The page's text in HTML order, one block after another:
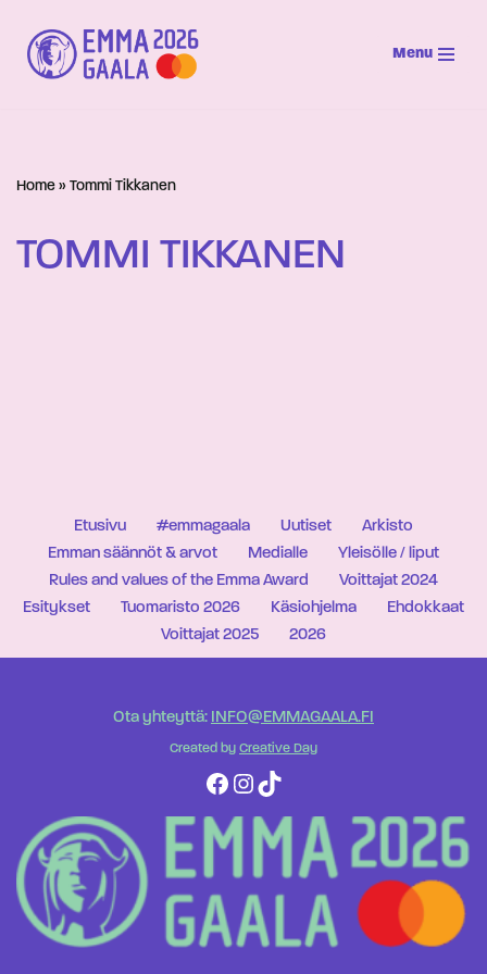
Siirry
suoraan
Menu
Home » Tommi Tikkanen
TOMMI TIKKANEN
Etusivu #emmagaala Uutiset
Arkisto
Emman säännöt & arvot
Medialle
Yleisölle / liput
Rules and values of the Emma Award
Voittajat 2024
Esitykset
Tuomaristo 2026 Käsiohjelma
Ehdokkaat
Voittajat 2025
2026
Ota yhteyttä: INFO@EMMAGAALA.FI
Created by Creative Day